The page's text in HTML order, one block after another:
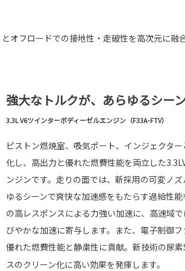
オフロードでの接地性・走破性を高次元に融
強大なトルクが、あらゆるシー
3.3L V6ツインターボディーゼルエンジン（F33A-FTV）
ピストン燃焼室、吸気ポート、インジェクタ
化し、高出力と優れた燃費性能を両立した
ンジンです。走りの面では、新採用の可変ノ
ゆるシーンで爽快な加速感をもたらす過給性
の高レスポンスによる力強い加速に、高速域
びやかな加速に寄与します。また、電子制御フ
優れた燃費性能と静粛性に貢献。新技術の尿素
スのクリーン化に高い効果を発揮します。